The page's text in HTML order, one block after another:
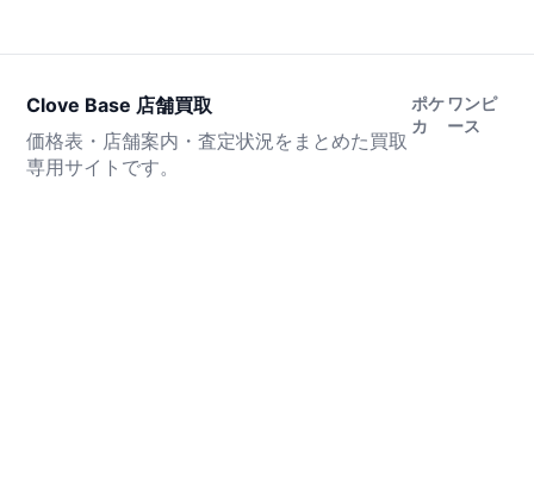
Clove Base 店舗買取
価格表・店舗案内・査定状況をまとめた買取
専用サイトです。
ポケ
カ
ワンピ
ース